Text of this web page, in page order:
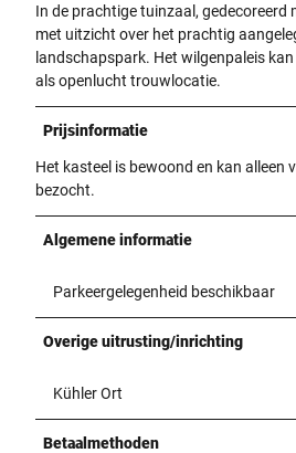
In de prachtige tuinzaal, gedecoreerd
met uitzicht over het prachtig
landschapspark. Het wilgenpaleis
als openlucht trouwlocatie.
Prijsinformatie
Het kasteel is bewoond en kan alleen
bezocht.
Algemene informatie
Parkeergelegenheid beschikbaar
Overige uitrusting/inrichting
Kühler Ort
Betaalmethoden